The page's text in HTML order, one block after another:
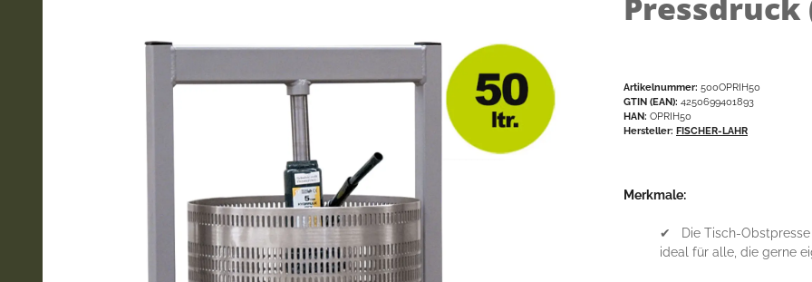
Artikelnummer: 500OPRIH50
GTIN (EAN): 4250699401893
HAN: OPRIH50
Hersteller: FISCHER-LAHR
Merkmale:
✔ Die Tisch-Obstpresse
ideal für alle, die gerne